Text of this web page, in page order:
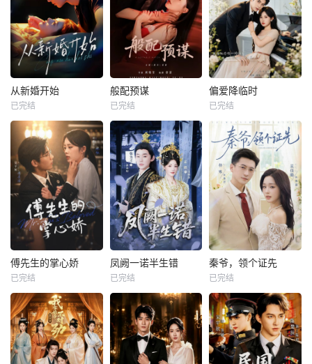
从新婚开始
已完结
般配预谋
已完结
偏爱降临时
已完结
傅先生的掌心娇
已完结
凤阙一诺半生错
已完结
秦爷，领个证先
已完结